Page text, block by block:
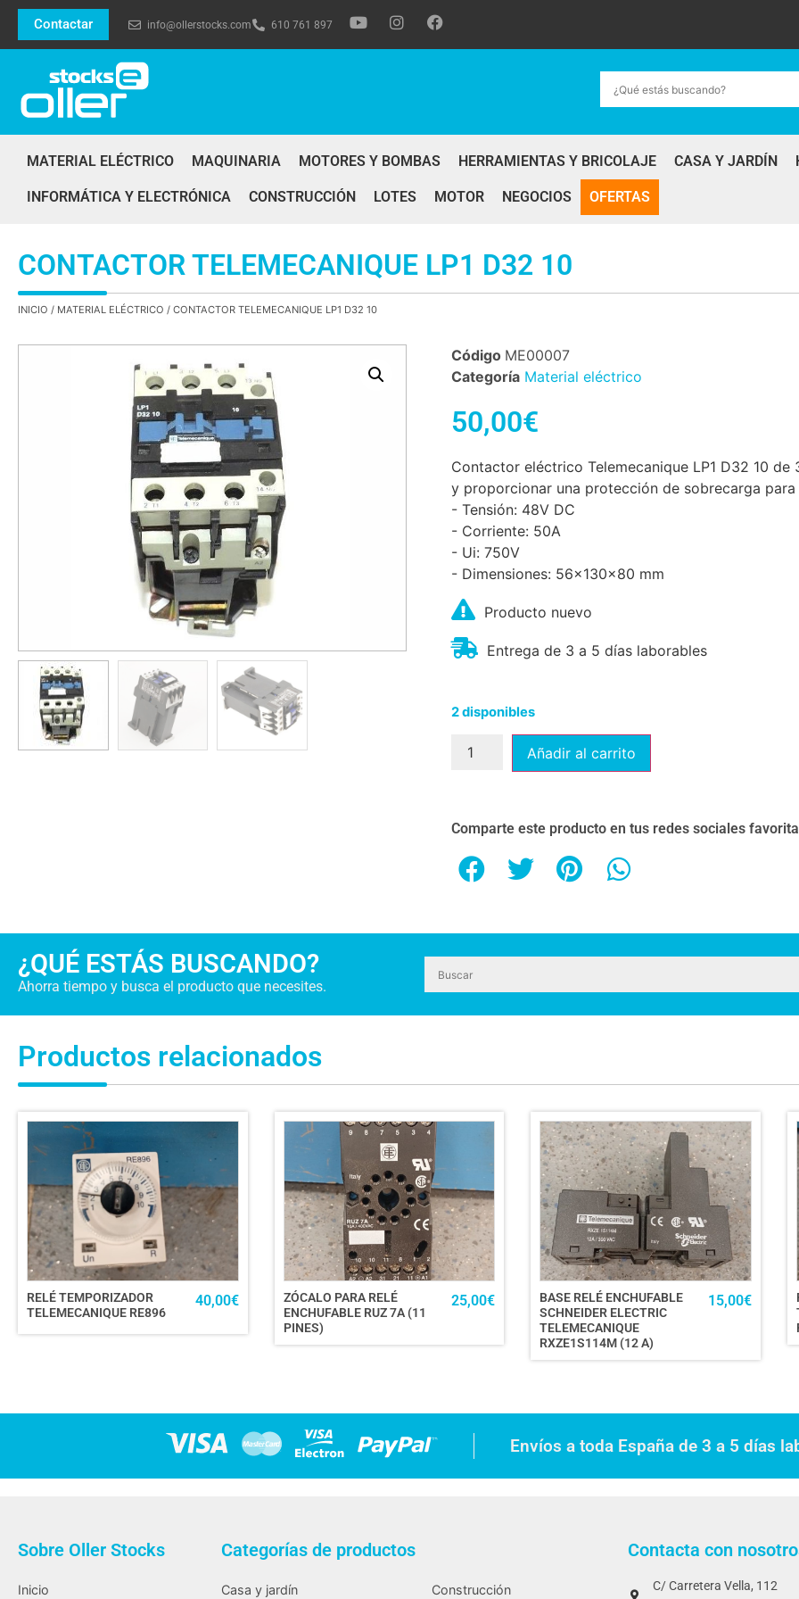
Contactar info@ollerstocks.com 610 761 897
MATERIAL ELÉCTRICO MAQUINARIA MOTORES Y BOMBAS HERRAMIENTAS Y BRICOLAJE CASA Y JARDÍN
INFORMÁTICA Y ELECTRÓNICA CONSTRUCCIÓN LOTES MOTOR NEGOCIOS OFERTAS
CONTACTOR TELEMECANIQUE LP1 D32 10
INICIO / MATERIAL ELÉCTRICO / CONTACTOR TELEMECANIQUE LP1 D32 10
Código ME00007
Categoría Material eléctrico
50,00€
Contactor eléctrico Telemecanique LP1 D32 10
y proporcionar una protección de sobrecarga
- Tensión: 48V DC
- Corriente: 50A
- Ui: 750V
- Dimensiones: 56x130x80 mm
Producto nuevo
Entrega de 3 a 5 días laborables
2 disponibles
Añadir al carrito
Comparte este producto en tus redes sociales
¿QUÉ ESTÁS BUSCANDO?
Ahorra tiempo y busca el producto que necesites.
Productos relacionados
RELÉ TEMPORIZADOR
TELEMECANIQUE RE896
40,00€
ZÓCALO PARA RELÉ
ENCHUFABLE RUZ 7A (11
PINES)
25,00€
BASE RELÉ ENCHUFABLE
SCHNEIDER ELECTRIC
TELEMECANIQUE
RXZE1S114M (12 A)
15,00€
Envíos a toda España de 3 a 5 días
Sobre Oller Stocks
Inicio
Categorías de productos
Casa y jardín Construcción
Contacta con
C/ Carretera Vella, 112